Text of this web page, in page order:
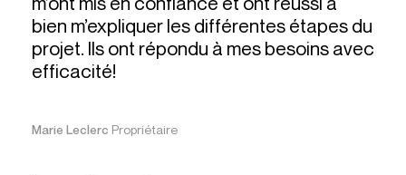
bien m’expliquer les différentes étapes du
projet. Ils ont répondu à mes besoins avec
efficacité!
Marie Leclerc Propriétaire